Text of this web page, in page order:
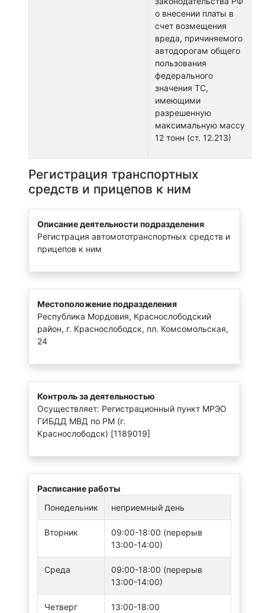
о внесении платы в
счет возмещения
вреда, причиняемого
автодорогам общего
пользования
федерального
значения ТС,
имеющими
разрешенную
максимальную массу
12 тонн (ст. 12.213)
Регистрация транспортных
средств и прицепов к ним
Описание деятельности подразделения
Регистрация автомототранспортных средств и
прицепов к ним
Местоположение подразделения
Республика Мордовия, Краснослободский
район, г. Краснослободск, пл. Комсомольская,
24
Контроль за деятельностью
Осуществляет: Регистрационный пункт МРЭО
ГИБДД МВД по РМ (г.
Краснослободск) [1189019]
Расписание работы
Понедельник
неприемный день
Вторник
09:00-18:00 (перерыв
13:00-14:00)
Среда
09:00-18:00 (перерыв
13:00-14:00)
Четверг 13:00-18:00